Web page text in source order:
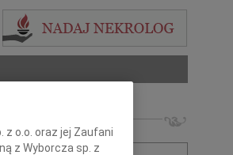
lub numer ogłoszenia:
z o.o. oraz jej Zaufani
z Wyborcza sp. z